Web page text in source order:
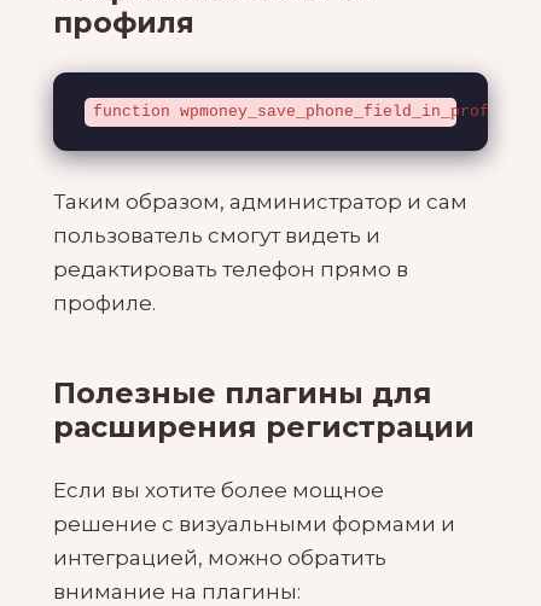
профиля
function
Таким образом, администратор и сам
пользователь смогут видеть и
редактировать телефон прямо в
профиле.
Полезные плагины для
расширения регистрации
Если вы хотите более мощное
решение с визуальными формами и
интеграцией, можно обратить
внимание на плагины: